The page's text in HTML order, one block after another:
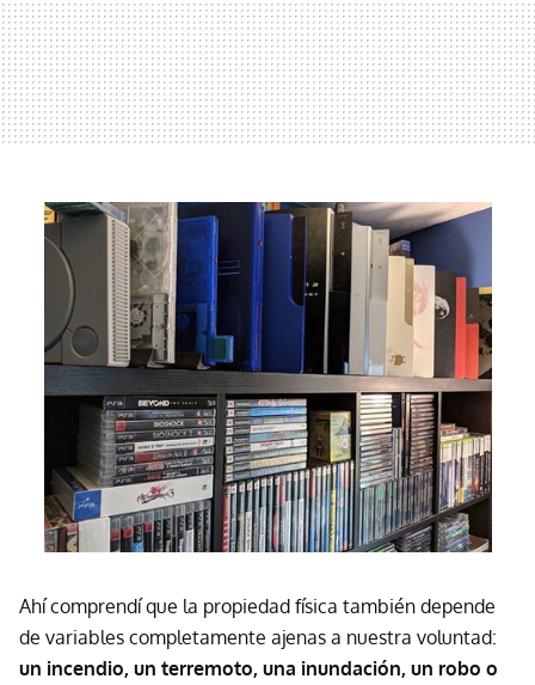
Ahí comprendí que la propiedad física también depende
de variables completamente ajenas a nuestra voluntad:
un incendio, un terremoto, una inundación, un robo o